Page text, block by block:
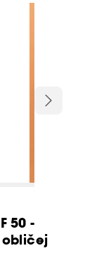
50 -
obličej